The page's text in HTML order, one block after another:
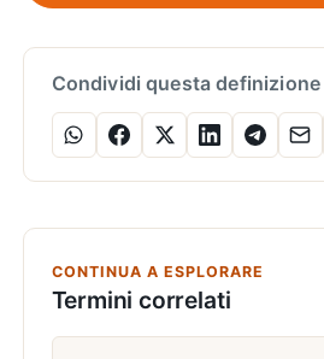
Condividi questa definizione
CONTINUA A ESPLORARE
Termini correlati